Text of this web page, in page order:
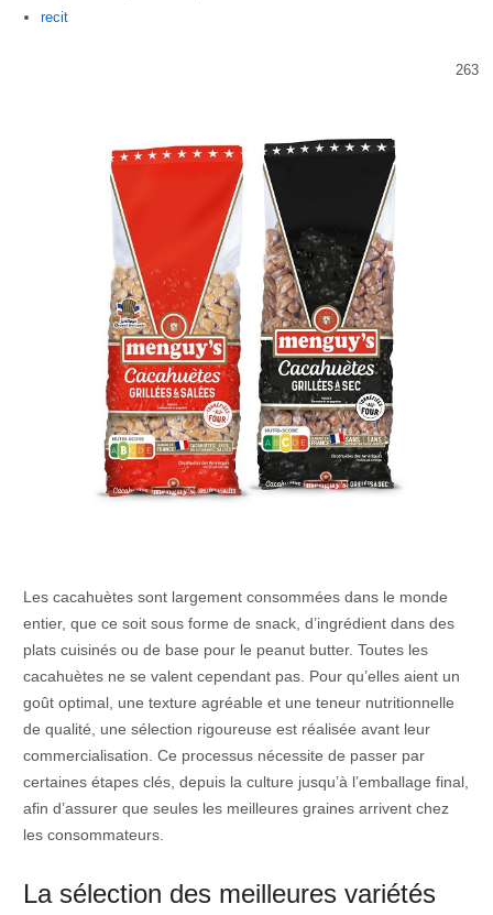
Author
recit
263
Les cacahuètes sont largement consommées dans le monde
entier, que ce soit sous forme de snack, d’ingrédient dans des
plats cuisinés ou de base pour le peanut butter. Toutes les
cacahuètes ne se valent cependant pas. Pour qu’elles aient un
goût optimal, une texture agréable et une teneur nutritionnelle
de qualité, une sélection rigoureuse est réalisée avant leur
commercialisation. Ce processus nécessite de passer par
certaines étapes clés, depuis la culture jusqu’à l’emballage final,
afin d’assurer que seules les meilleures graines arrivent chez
les consommateurs.
La sélection des meilleures variétés